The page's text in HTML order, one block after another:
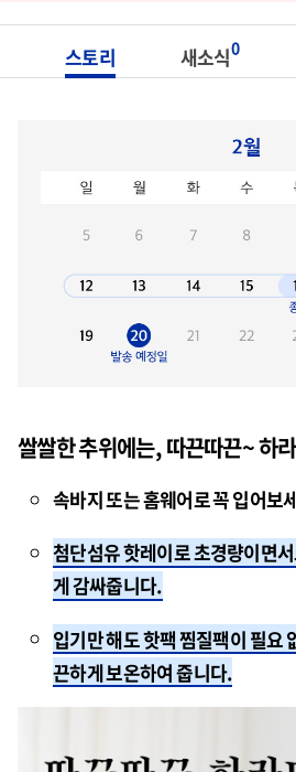
스토리 새소식0
쌀쌀한 추위에는,따끈따끈~ 하
속바지 또는 홈웨어로 꼭 입어보
첨단섬유 핫레이로 초경량이면
게 감싸줍니다.
입기만 해도 핫팩 찜질팩이 필요
끈하게 보온하여 줍니다.